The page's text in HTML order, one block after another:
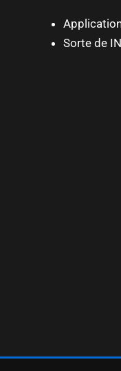
Sorte de